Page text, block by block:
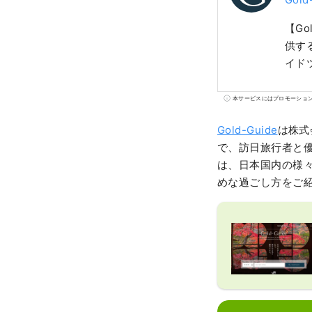
【
供す
イド
本サービスにはプロモーショ
Gold-Guideは株
で、訪日旅行者と
は、日本国内の様
めな過ごし方をご